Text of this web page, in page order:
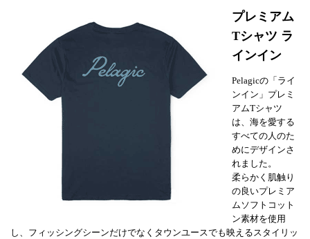
プレミアム
Tシャツ ラ
インイン
Pelagicの「ライ
ンイン」プレミ
アムTシャツ
は、海を愛する
すべての人のた
めにデザインさ
れました。
柔らかく肌触り
の良いプレミア
ムソフトコット
ン素材を使用
し、フィッシングシーンだけでなくタウンユースでも映えるスタイリッ